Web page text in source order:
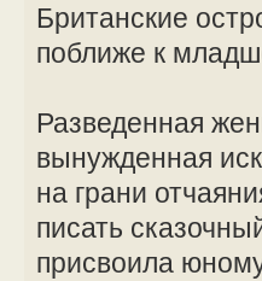
Британские
поближе к
Разведенная
вынужденная
на грани
писать
присвоила